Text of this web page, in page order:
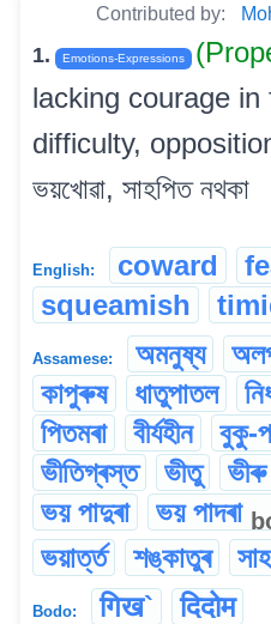
Contributed by:
1. Emotions-Expressions
lacking courage in
difficulty,
ভয়খোৱা, সাহপিত নথকা
English: coward
squeamish
Assamese: অমনুষ্য
কাপুৰুষ
ধাতুপাতল
পিতমৰা
বীৰ্যহীন বুকু-
ভীতিগ্ৰস্ত
ভীতু ভীৰু
ভয় পাদুৰা
ভয় পাদৰা
ভয়াৰ্ত্ত
শঙ্কাতুৰ
Bodo: गिख` दिदोम